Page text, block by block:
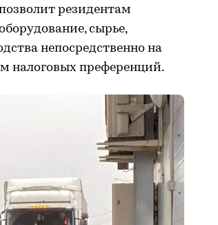
резидентам
сырье,
непосредственно на
налоговых преференций.